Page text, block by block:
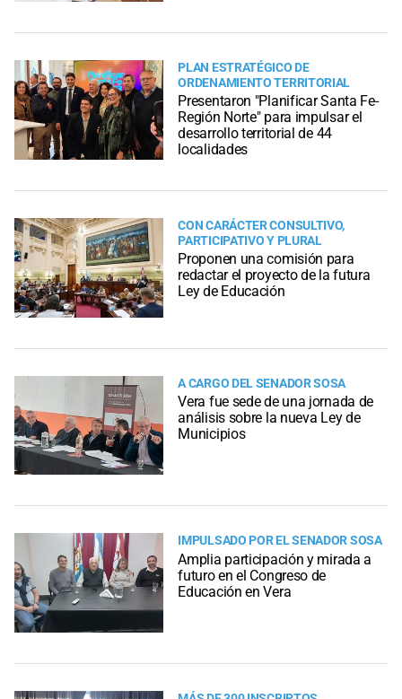
PLAN ESTRATÉGICO DE
ORDENAMIENTO TERRITORIAL
Presentaron "Planificar Santa Fe-
Región Norte" para impulsar el
desarrollo territorial de 44
localidades
CON CARÁCTER CONSULTIVO,
PARTICIPATIVO Y PLURAL
Proponen una comisión para
redactar el proyecto de la futura
Ley de Educación
A CARGO DEL SENADOR SOSA
Vera fue sede de una jornada de
análisis sobre la nueva Ley de
Municipios
IMPULSADO POR EL SENADOR SOSA
Amplia participación y mirada a
futuro en el Congreso de
Educación en Vera